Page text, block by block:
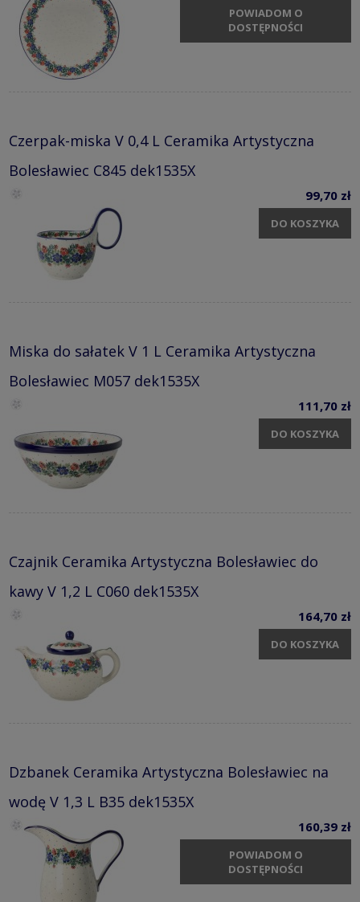
POWIADOM O
DOSTĘPNOŚCI
Czerpak-miska V 0,4 L Ceramika Artystyczna
Bolesławiec C845 dek1535X
99,70 zł
DO KOSZYKA
Miska do sałatek V 1 L Ceramika Artystyczna
Bolesławiec M057 dek1535X
111,70 zł
DO KOSZYKA
Czajnik Ceramika Artystyczna Bolesławiec do
kawy V 1,2 L C060 dek1535X
164,70 zł
DO KOSZYKA
Dzbanek Ceramika Artystyczna Bolesławiec na
wodę V 1,3 L B35 dek1535X
160,39 zł
POWIADOM O
DOSTĘPNOŚCI